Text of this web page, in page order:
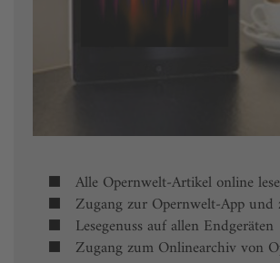
Alle Opernwelt-Artikel online
Zugang zur Opernwelt-App und
Lesegenuss auf allen Endgeräten
Zugang zum Onlinearchiv von